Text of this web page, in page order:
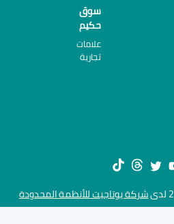
سوق
حكيم
علامات
تجارية
شركة يوتاجيت للأنظمة المحدودة